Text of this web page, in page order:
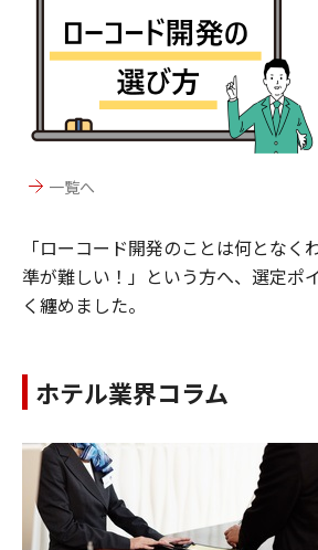
一覧へ
「ローコード開発のことは何となく
準が難しい！」という方へ、選定ポ
く纏めました。
ホテル業界コラム